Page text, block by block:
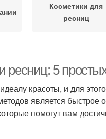
Косметики для
ресниц
5
красоты, и для
является быстрое
помогут вам